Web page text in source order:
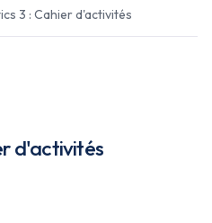
3 : Cahier d'activités
d'activités